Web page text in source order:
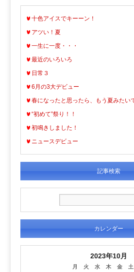
十色アイスでキーーン！
アツい！夏
一生に一度・・・
最近のいろいろ
日常３
6月の3大デビュー
春になったと思ったら、もう夏みたい
“初めて”祭り！！
初鳴きしました！
ニュースデビュー
記事検索
カレンダー
2023年10月
月 火 水 木 金 土